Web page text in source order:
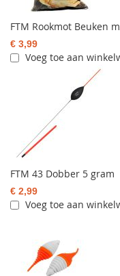
FTM Rookmot Beuken
€ 3,99
Voeg toe aan
FTM 43 Dobber 5 gram
€ 2,99
Voeg toe aan